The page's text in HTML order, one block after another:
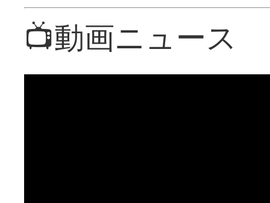
📺動画ニュース